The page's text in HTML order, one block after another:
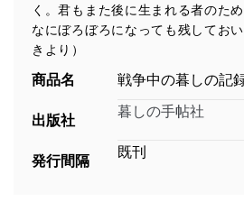
く。君もまた後に生まれる者のた
なにぼろぼろになっても残してお
きより）
商品名 戦争中の暮しの記
出版社
暮しの手帖社
発行間隔
既刊